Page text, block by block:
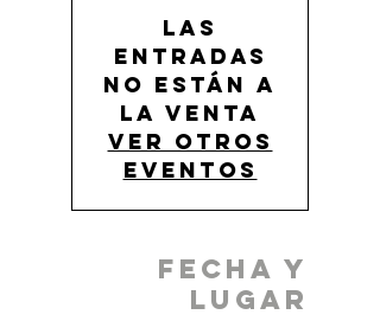
Las
entradas
no están a
la venta
Ver otros
eventos
Fecha y
Lugar